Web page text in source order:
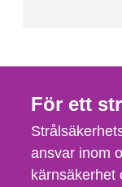
För ett
ansvar inom
kärnsäkerhet